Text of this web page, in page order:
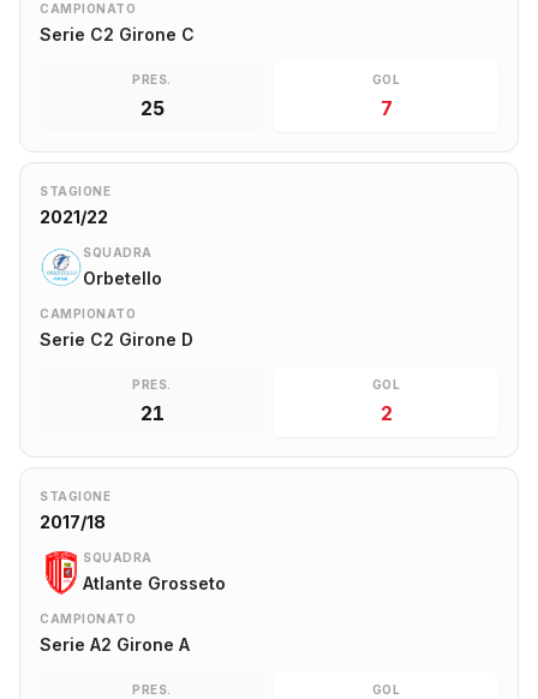
CAMPIONATO
Serie C2 Girone C
PRES.
25
GOL
7
STAGIONE
2021/22
SQUADRA
Orbetello
CAMPIONATO
Serie C2 Girone D
PRES.
21
GOL
2
STAGIONE
2017/18
SQUADRA
Atlante Grosseto
CAMPIONATO
Serie A2 Girone A
PRES. GOL